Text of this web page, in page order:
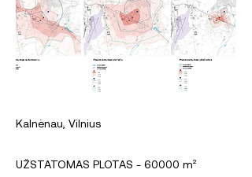
Kalnėnau, Vilnius
UŽSTATOMAS PLOTAS - 60000 m²